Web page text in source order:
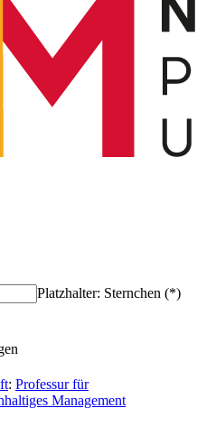
Platzhalter: Sternchen (*)
: Professur für
Management